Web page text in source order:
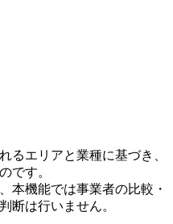
るエリアと業種に基づき、
です。
本機能では事業者の比較・
断は行いません。